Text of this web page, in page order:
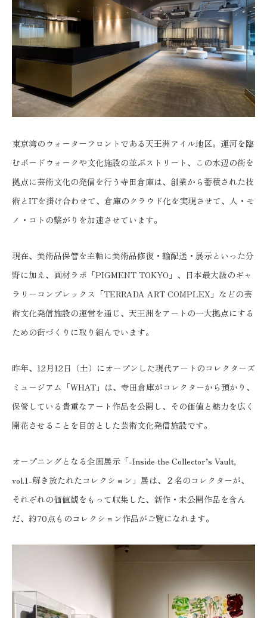
東京湾のウォーターフロントである天王洲アイル地区。運河を臨
むボードウォークや文化施設の並ぶストリート、この水辺の街を
拠点に芸術文化の発信を行う寺田倉庫は、創業から蓄積された技
術とITを掛け合わせて、倉庫のクラウド化を実現させて、人・モ
ノ・コトの繋がりを加速させています。
現在、美術品保管を主軸に美術品修復・輸配送・展示といった分
野に加え、画材ラボ「PIGMENT TOKYO」、日本最大級のギャ
ラリーコンプレックス「TERRADA ART COMPLEX」などの芸
術文化発信施設の運営を通じ、天王洲をアートの一大拠点にする
ための街づくりに取り組んでいます。
昨年、12月12日（土）にオープンした現代アートのコレクターズ
ミュージアム「WHAT」は、寺田倉庫がコレクターから預かり、
保管している貴重なアート作品を公開し、その価値と魅力を広く
開花させることを目的とした芸術文化発信施設です。
オープニングとなる企画展示「-Inside the Collector’s Vault,
vol.1-解き放たれたコレクション」展は、２名のコレクターが、
それぞれの価値観をもって収集した、新作・未公開作品を含ん
だ、約70点ものコレクション作品がご覧になれます。